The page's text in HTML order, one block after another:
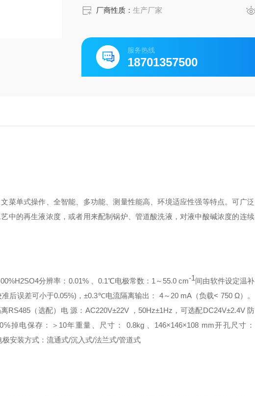
厂商性质：生产厂家
服务热线
18701357500
菜单式操作、全智能、多功能、测量性能高、环境适应性强等特点。可广泛
中的再生液浓度，或者用来配制锅炉、管道酸洗液，对液中酸碱浓度的连续
分辨率： 0.01% 0.1℃电极常数： 1 ～ 55.0 cm-1间由软件设定温补
准后误差可小于0.05%) ，±0.3℃电流隔离输出： 4～ 20 mA（负载< 750 Ω）。
RS485 （选配） 电 源： AC220V±22V ， 50Hz±1Hz ，可选配DC24V±2.4V 防
掉电保存：＞ 10年重量、尺寸： 0.8kg 146×146×108 mm开孔尺寸：
极安装方式：流通式/沉入式/法兰式/管道式